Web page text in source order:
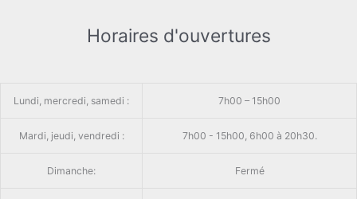
Horaires d'ouvertures
Lundi, mercredi, samedi : 7h00 – 15h00
Mardi, jeudi, vendredi : 7h00 - 15h00, 6h00 à 20h30.
Dimanche: Fermé